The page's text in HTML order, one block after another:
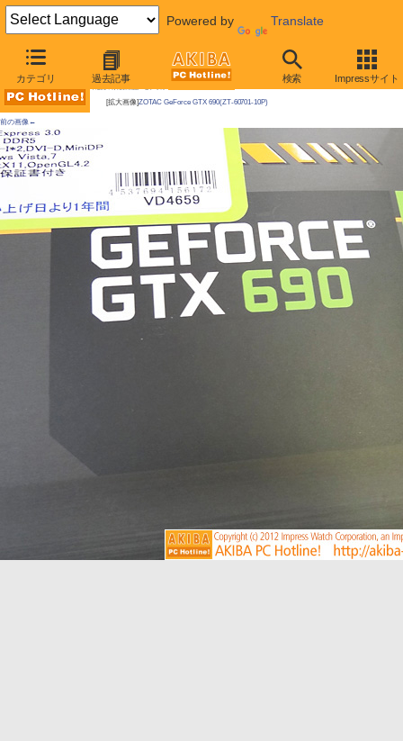
Powered by Translate
カテゴリ 過去記事 検索 Impressサイト
AKIBA PC Hotline!
[拡大画像]ZOTAC GeForce GTX 690(ZT-60701-10P)
前の画像←